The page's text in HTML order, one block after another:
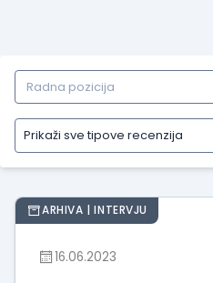
Prikaži sve tipove recenzija
Prikaži
sve
tipove
recenzija
iskustva
ARHIVA | INTERVJU
16.06.2023